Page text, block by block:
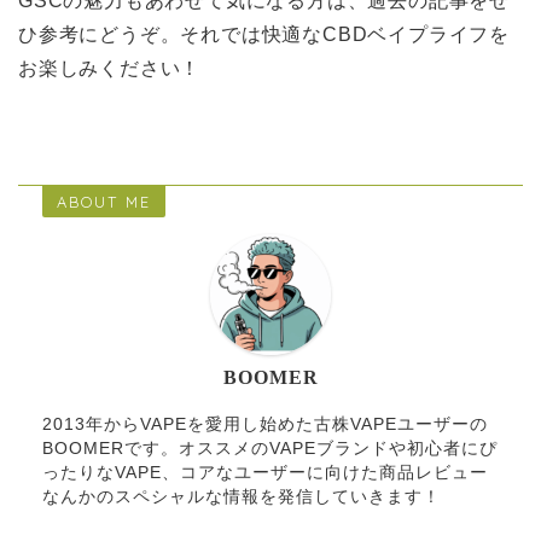
ひ参考にどうぞ。それでは快適なCBDベイプライフを
お楽しみください！
ABOUT ME
BOOMER
2013年からVAPEを愛用し始めた古株VAPEユーザーの
BOOMERです。オススメのVAPEブランドや初心者にぴ
ったりなVAPE、コアなユーザーに向けた商品レビュー
なんかのスペシャルな情報を発信していきます！